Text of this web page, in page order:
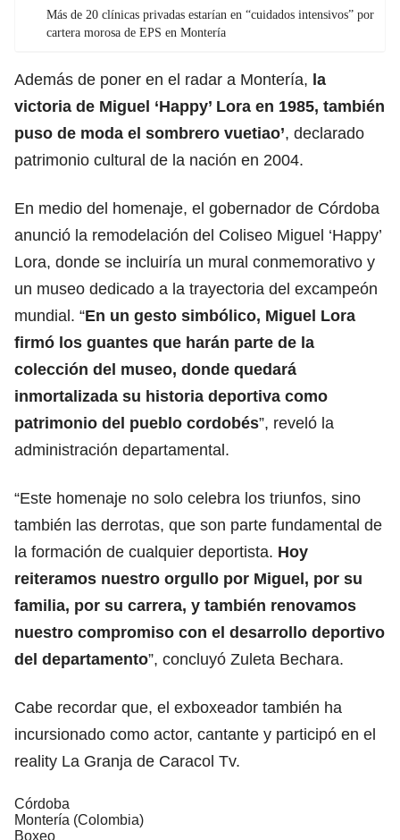
Más de 20 clínicas privadas estarían en “cuidados intensivos” por
cartera morosa de EPS en Montería
Además de poner en el radar a Montería, la
victoria de Miguel ‘Happy’ Lora en 1985, también
puso de moda el sombrero vuetiao’, declarado
patrimonio cultural de la nación en 2004.
En medio del homenaje, el gobernador de Córdoba
anunció la remodelación del Coliseo Miguel ‘Happy’
Lora, donde se incluiría un mural conmemorativo y
un museo dedicado a la trayectoria del excampeón
mundial. “En un gesto simbólico, Miguel Lora
firmó los guantes que harán parte de la
colección del museo, donde quedará
inmortalizada su historia deportiva como
patrimonio del pueblo cordobés”, reveló la
administración departamental.
“Este homenaje no solo celebra los triunfos, sino
también las derrotas, que son parte fundamental de
la formación de cualquier deportista. Hoy
reiteramos nuestro orgullo por Miguel, por su
familia, por su carrera, y también renovamos
nuestro compromiso con el desarrollo deportivo
del departamento”, concluyó Zuleta Bechara.
Cabe recordar que, el exboxeador también ha
incursionado como actor, cantante y participó en el
reality La Granja de Caracol Tv.
Córdoba
Montería (Colombia)
Boxeo